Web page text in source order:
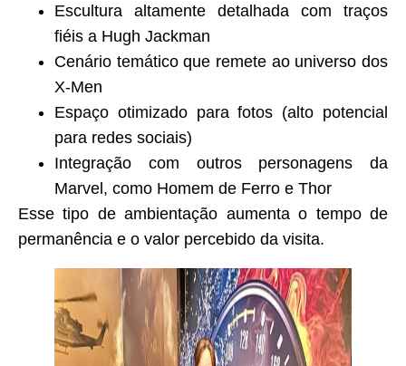
Escultura altamente detalhada com traços
fiéis a Hugh Jackman
Cenário temático que remete ao universo dos
X-Men
Espaço otimizado para fotos (alto potencial
para redes sociais)
Integração com outros personagens da
Marvel, como Homem de Ferro e Thor
Esse tipo de ambientação aumenta o tempo de
permanência e o valor percebido da visita.